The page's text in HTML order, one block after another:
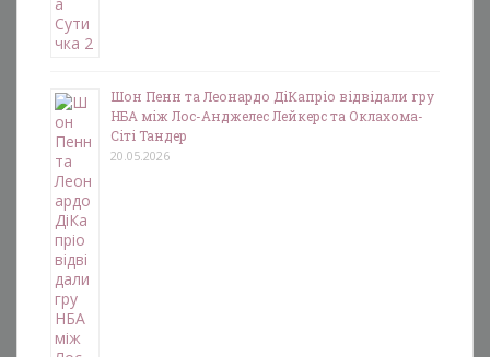
Шон Пенн та Леонардо ДіКапріо відвідали гру
НБА між Лос-Анджелес Лейкерс та Оклахома-
Сіті Тандер
20.05.2026